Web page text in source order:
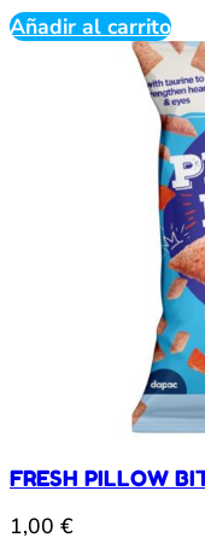
Añadir al carrito
FRESH PILLOW
1,00 €